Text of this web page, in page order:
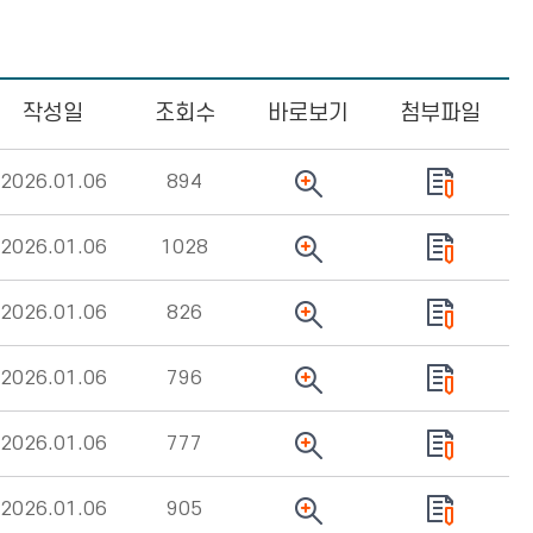
작성일 조회수 바로보기 첨부파일
2026.01.06 894
2026.01.06 1028
2026.01.06 826
2026.01.06 796
2026.01.06 777
2026.01.06 905